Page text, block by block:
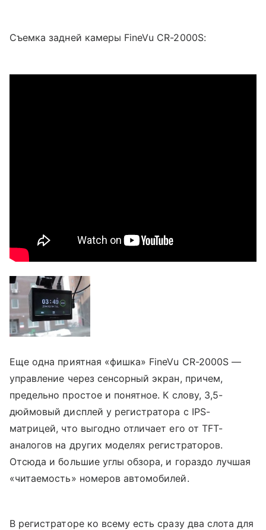
Съемка задней камеры FineVu CR-2000S:
Еще одна приятная «фишка» FineVu CR-2000S —
управление через сенсорный экран, причем,
предельно простое и понятное. К слову, 3,5-
дюймовый дисплей у регистратора с IPS-
матрицей, что выгодно отличает его от TFT-
аналогов на других моделях регистраторов.
Отсюда и большие углы обзора, и гораздо лучшая
«читаемость» номеров автомобилей.
В регистраторе ко всему есть сразу два слота для